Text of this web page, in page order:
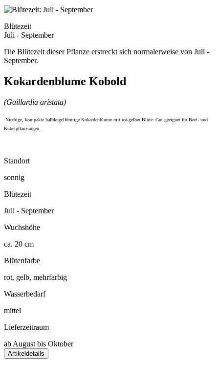
Blütezeit
Juli - September
Die Blütezeit dieser Pflanze erstreckt sich normalerweise von Juli -
September.
Kokardenblume Kobold
(Gaillardia aristata)
Niedrige, kompakte halbkugelförmige Kokardenblume mit rot-gelber Blüte. Gut geeignet für Beet- und
Kübelpflanzungen.
Standort
sonnig
Blütezeit
Juli - September
Wuchshöhe
ca. 20 cm
Blütenfarbe
rot, gelb, mehrfarbig
Wasserbedarf
mittel
Lieferzeitraum
ab August bis Oktober
Artikeldetails